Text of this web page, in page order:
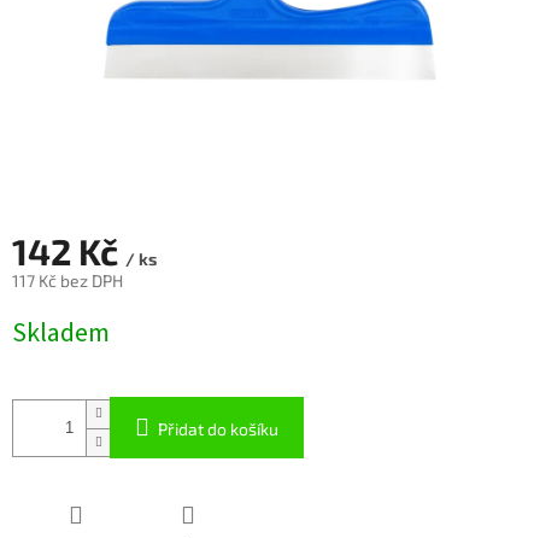
142 Kč / ks
117 Kč bez DPH
cena:
Skladem
Přidat do košíku